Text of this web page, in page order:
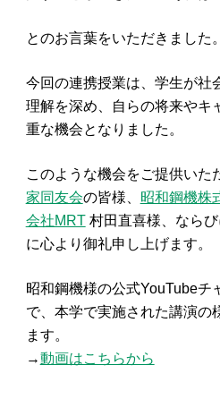
とのお言葉をいただきました。
今回の連携授業は、学生が社
理解を深め、自らの将来やキ
重な機会となりました。
このような機会をご提供いた
家同友会の皆様、 昭和鋼機株
会社MRT村田直喜様、なら
に心より御礼申し上げます。
昭和鋼機様の公式YouTubeチ
で、本学で実施された講演の
ます。
→動画はこちらから